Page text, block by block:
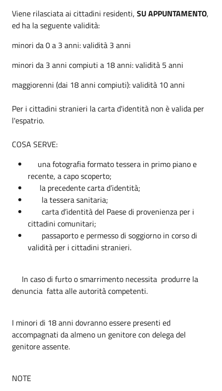
Viene rilasciata ai cittadini residenti, SU APPUNTAMENTO,
ed ha la seguente validità:
minori da 0 a 3 anni: validità 3 anni
minori da 3 anni compiuti a 18 anni: validità 5 anni
maggiorenni (dai 18 anni compiuti): validità 10 anni
Per i cittadini stranieri la carta d'identità non è valida per
l'espatrio.
COSA SERVE:
una fotografia formato tessera in primo piano e
recente, a capo scoperto;
la precedente carta d’identità;
la tessera sanitaria;
carta d’identità del Paese di provenienza per i
cittadini comunitari;
passaporto e permesso di soggiorno in corso di
validità per i cittadini stranieri.
In caso di furto o smarrimento necessita produrre la
denuncia fatta alle autorità competenti.
I minori di 18 anni dovranno essere presenti ed
accompagnati da almeno un genitore con delega del
genitore assente.
NOTE